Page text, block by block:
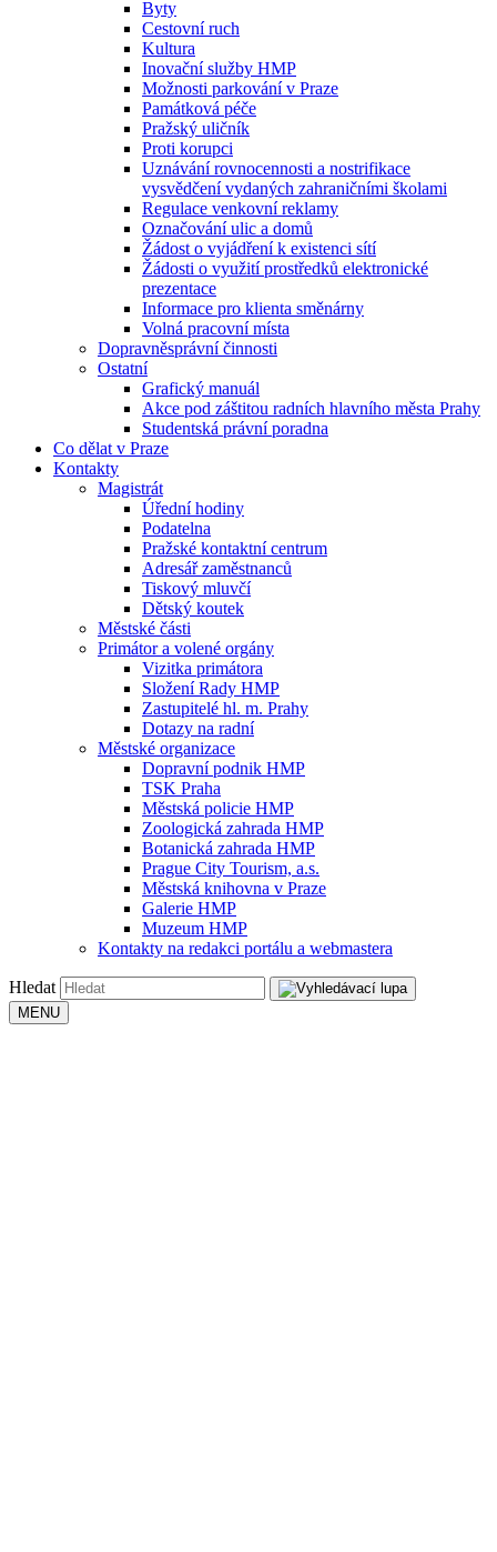
Byty
Cestovní ruch
Kultura
Inovační služby HMP
Možnosti parkování v Praze
Památková péče
Pražský uličník
Proti korupci
Uznávání rovnocennosti a nostrifikace
vysvědčení vydaných zahraničními školami
Regulace venkovní reklamy
Označování ulic a domů
Žádost o vyjádření k existenci sítí
Žádosti o využití prostředků elektronické
prezentace
Informace pro klienta směnárny
Volná pracovní místa
Dopravněsprávní činnosti
Ostatní
Grafický manuál
Akce pod záštitou radních hlavního města Prahy
Studentská právní poradna
Co dělat v Praze
Kontakty
Magistrát
Úřední hodiny
Podatelna
Pražské kontaktní centrum
Adresář zaměstnanců
Tiskový mluvčí
Dětský koutek
Městské části
Primátor a volené orgány
Vizitka primátora
Složení Rady HMP
Zastupitelé hl. m. Prahy
Dotazy na radní
Městské organizace
Dopravní podnik HMP
TSK Praha
Městská policie HMP
Zoologická zahrada HMP
Botanická zahrada HMP
Prague City Tourism, a.s.
Městská knihovna v Praze
Galerie HMP
Muzeum HMP
Kontakty na redakci portálu a webmastera
Hledat
MENU